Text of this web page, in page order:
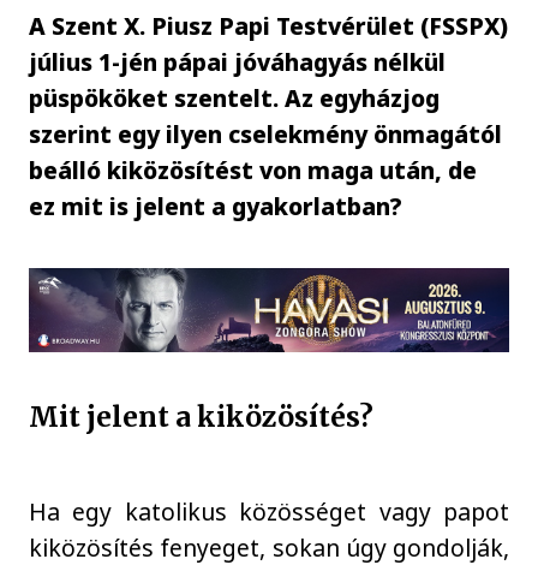
A Szent X. Piusz Papi Testvérület (FSSPX)
július 1-jén pápai jóváhagyás nélkül
püspököket szentelt. Az egyházjog
szerint egy ilyen cselekmény önmagától
beálló kiközösítést von maga után, de
ez mit is jelent a gyakorlatban?
Mit jelent a kiközösítés?
Ha egy katolikus közösséget vagy papot
kiközösítés fenyeget, sokan úgy gondolják,